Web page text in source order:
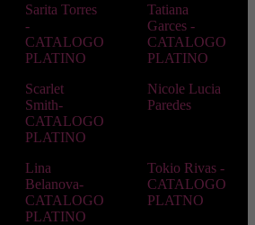
Sarita Torres
-
CATALOGO
PLATINO
Tatiana
Garces -
CATALOGO
PLATINO
Scarlet
Smith-
CATALOGO
PLATINO
Nicole Lucia
Paredes
Lina
Belanova-
CATALOGO
PLATINO
Tokio Rivas -
CATALOGO
PLATNO